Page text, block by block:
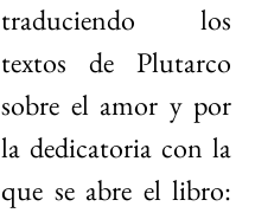
traduciendo los
textos de Plutarco
sobre el amor y por
la dedicatoria con la
que se abre el libro: